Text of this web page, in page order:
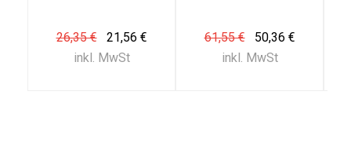
26,35 €
21,56 €
inkl. MwSt
61,55 €
50,36 €
inkl. MwSt